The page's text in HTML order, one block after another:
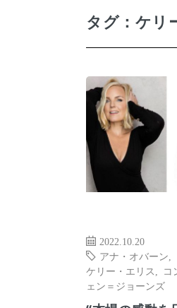
タグ：ケリ
2022.10.20
アナ・オバーン
ケリー・エリス
コ
ェン＝ジョーンズ